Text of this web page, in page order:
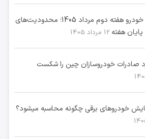
مرور اخبار خودرو هفته دوم مرداد 1405؛ محدودیت‌های
پایان هفته 12 مرداد 1405
صادرات خودروسازان چین را شکست
خودروهای برقی چگونه محاسبه میشود؟